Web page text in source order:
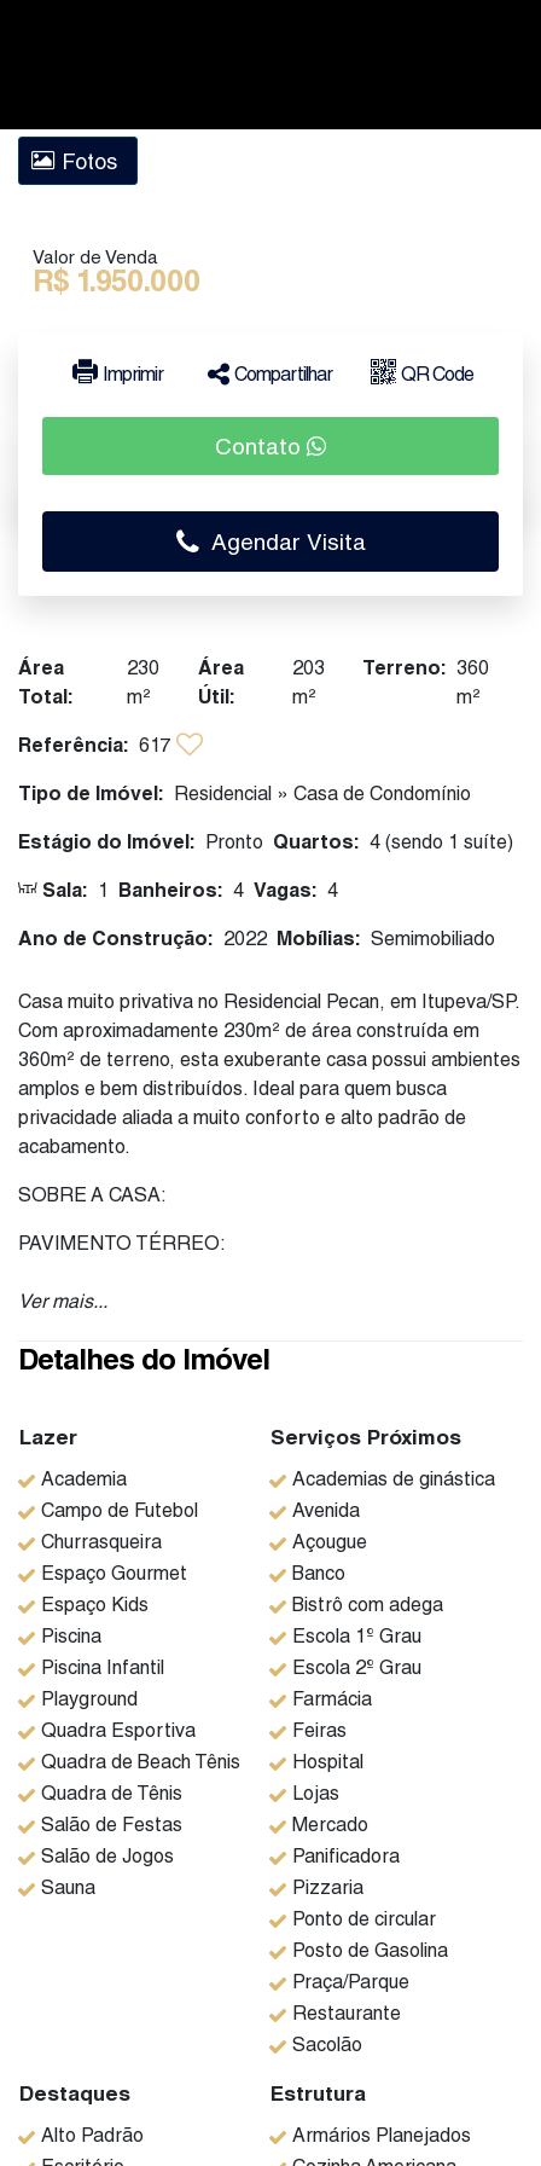
Fotos
R$ 1.950.000
Valor de Venda
Imprimir Compartilhar QR Code
Contato
Agendar Visita
Área
Total:
230
m²
Área
Útil:
203
m²
Terreno: 360
m²
Referência: 617
Tipo de Imóvel: Residencial » Casa de Condomínio
Estágio do Imóvel: Pronto Quartos: 4 (sendo 1 suíte)
Sala: 1 Banheiros: 4 Vagas: 4
Ano de Construção: 2022 Mobílias: Semimobiliado
Casa muito privativa no Residencial Pecan, em Itupeva/SP.
Com aproximadamente 230m² de área construída em
360m² de terreno, esta exuberante casa possui ambientes
amplos e bem distribuídos. Ideal para quem busca
privacidade aliada a muito conforto e alto padrão de
acabamento.
SOBRE A CASA:
PAVIMENTO TÉRREO:
Garagem com vagas para ao menos 4 veículos,
Casa toda em conceito aberto, com salas de estar/tv
Sala de estar e TV com pé direito duplo e teto de
elegância e sofisticação ao ambiente.
Cozinha toda planejada, com torre de eletros,
armários finamente planejados e ilha central com
cooktop de 5 bocas.
Espaço Gourmet integrado à cozinha, com cooktop
de 4 bocas, armários planejados e churrasqueira a
carvão instalada.
Lavabo finamente decorado.
Área de lazer totalmente privativa. Piscina e área de
Solarium em estágio cinza finalizado. Início da fase
de acabamentos. Preparada para instalação de
aquecimento solar.
Banheiro social com fino acabamento, que pode ser
convertido em suíte do single.
Área de lavanderia isolada no corredor lateral, com
armários planejados, trazendo muita funcionalidade
Espaçosa varanda isolada dos dormitórios, em sol
verde.
Ver mais...
Detalhes do Imóvel
Lazer
Academia
Campo de Futebol
Churrasqueira
Espaço Gourmet
Espaço Kids
Piscina
Piscina Infantil
Playground
Quadra Esportiva
Quadra de Beach Tênis
Quadra de Tênis
Salão de Festas
Salão de Jogos
Sauna
Serviços Próximos
Academias de ginástica
Avenida
Açougue
Banco
Bistrô com adega
Escola 1º Grau
Escola 2º Grau
Farmácia
Feiras
Hospital
Lojas
Mercado
Panificadora
Pizzaria
Ponto de circular
Posto de Gasolina
Praça/Parque
Restaurante
Sacolão
Destaques
Alto Padrão
Estrutura
Armários Planejados